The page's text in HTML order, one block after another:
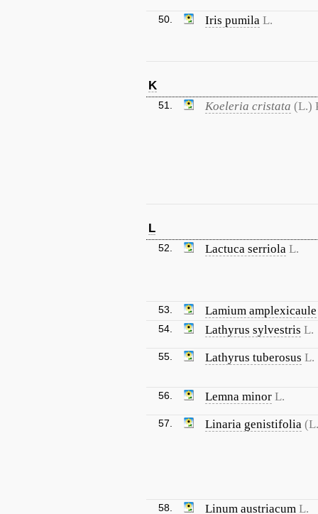
50. Iris pumila L.
K
51. Koeleria cristata (L.)
L
52. Lactuca serriola L.
53. Lamium amplexicaule
54. Lathyrus sylvestris L.
55. Lathyrus tuberosus L.
56. Lemna minor L.
57. Linaria genistifolia
58. Linum austriacum L.